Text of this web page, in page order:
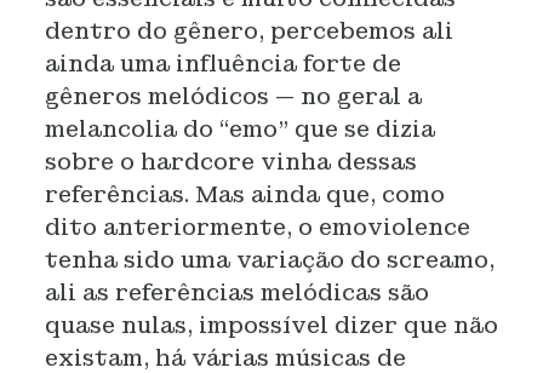
dentro do gênero, percebemos ali
ainda uma influência forte de
gêneros melódicos — no geral a
melancolia do “emo” que se dizia
sobre o hardcore vinha dessas
referências. Mas ainda que, como
dito anteriormente, o emoviolence
tenha sido uma variação do screamo,
ali as referências melódicas são
quase nulas, impossível dizer que não
existam, há várias músicas de